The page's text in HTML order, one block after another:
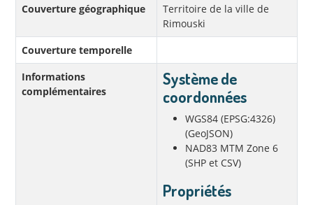
Couverture géographique
Territoire de la ville de
Rimouski
Couverture temporelle
Informations
complémentaires
Système de
coordonnées
WGS84 (EPSG:4326)
(GeoJSON)
NAD83 MTM Zone 6
(SHP et CSV)
Propriétés